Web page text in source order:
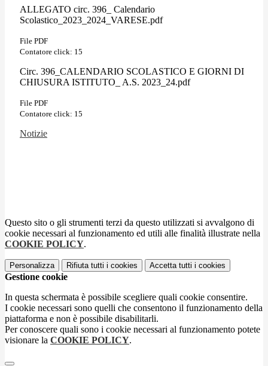
ALLEGATO circ. 396_ Calendario
Scolastico_2023_2024_VARESE.pdf
File PDF
Contatore click: 15
Circ. 396_CALENDARIO SCOLASTICO E GIORNI DI
CHIUSURA ISTITUTO_ A.S. 2023_24.pdf
File PDF
Contatore click: 15
Notizie
Questo sito o gli strumenti terzi da questo utilizzati si avvalgono di
cookie necessari al funzionamento ed utili alle finalità illustrate nella
COOKIE POLICY.
Personalizza Rifiuta tutti i cookies Accetta tutti i cookies
Gestione cookie
In questa schermata è possibile scegliere quali cookie consentire.
I cookie necessari sono quelli che consentono il funzionamento della
piattaforma e non è possibile disabilitarli.
Per conoscere quali sono i cookie necessari al funzionamento potete
visionare la COOKIE POLICY.